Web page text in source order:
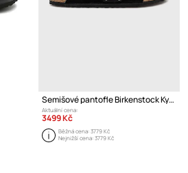
Semišové pantofle Birkenstock Kyoto
Aktuální cena:
3499 Kč
Běžná cena:3779 Kč
Nejnižší cena:3779 Kč